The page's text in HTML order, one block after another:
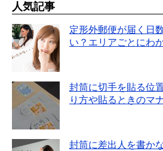
人気記事
定形外郵便が届く日
い？エリアごとにわ
封筒に切手を貼る位
り方や貼るときのマ
封筒に差出人を書か